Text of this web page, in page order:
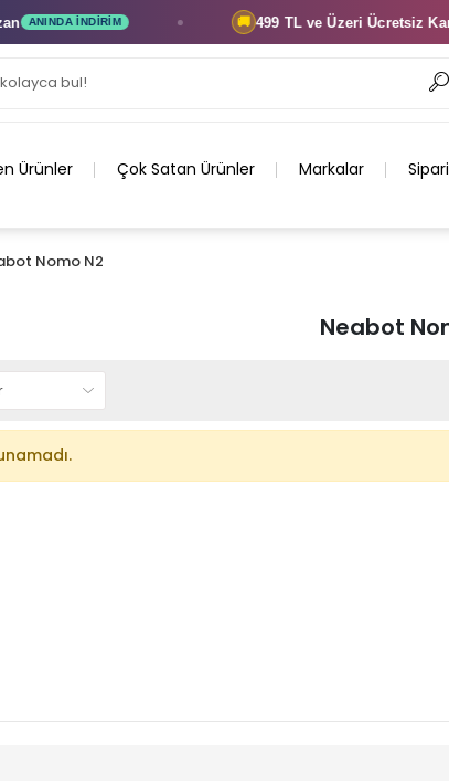
ANINDA İNDIRIM 499 TL ve ÜzeriÜcretsiz Kargo
Ürünler Çok Satan Ürünler Markalar
Nomo N2
Neabot